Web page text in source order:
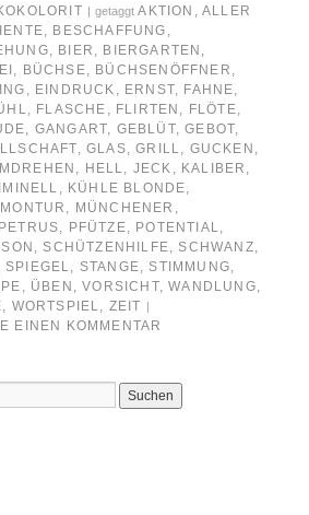
| getaggt AKTION ,ALLER
, BESCHAFFUNG ,
, BIER , BIERGARTEN ,
, BÜCHSE, BÜCHSENÖFFNER ,
, EINDRUCK , ERNST, FAHNE,
, FLASCHE , FLIRTEN , FLÖTE,
, GANGART, GEBLÜT,GEBOT,
,GLAS,GRILL, GUCKEN ,
, HELL, JECK , KALIBER ,
, KÜHLE BLONDE,
MONTUR , MÜNCHENER ,
PETRUS, PFÜTZE, POTENTIAL,
, SCHÜTZENHILFE, SCHWANZ,
SPIEGEL, STANGE, STIMMUNG,
, ÜBEN ,VORSICHT,WANDLUNG,
, WORTSPIEL, ZEIT |
EINEN KOMMENTAR